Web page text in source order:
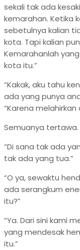
sekali tak ada
kemarahan. Ketika
sebetulnya kalian
kota. Tapi kalian
Kemarahanlah
kota itu.”
“Kakak, aku tahu
ada yang punya
“Karena melahirkan
Semuanya tertawa.
“Di sana tak ada
tak ada yang tua.”
“O ya, sewaktu
ada serangkum
itu?”
“Ya. Dari sini kami
yang mendesak
itu.”